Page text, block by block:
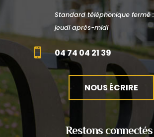
Standard téléphonique fermé :
jeudi après-midi
 04 74 04 21 39
NOUS ÉCRIRE
Restons connectés